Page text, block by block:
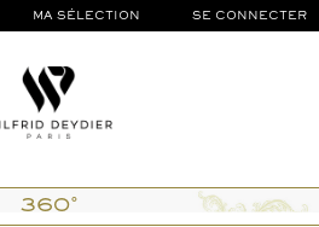
MA SÉLECTION SE CONNECTER
360°